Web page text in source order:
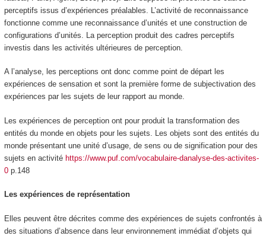
perceptifs issus d’expériences préalables. L’activité de reconnaissance
fonctionne comme une reconnaissance d’unités et une construction de
configurations d’unités. La perception produit des cadres perceptifs
investis dans les activités ultérieures de perception.
A l’analyse, les perceptions ont donc comme point de départ les
expériences de sensation et sont la première forme de subjectivationdes
expériences par les sujets de leur rapport au monde.
Les expériences de perception ont pour produit la transformation des
entités du monde en objets pour les sujets . Les objets sont des entités du
monde présentant une unité d’usage, de sens ou de signification pour des
sujets en activité https://www.puf.com/vocabulaire-danalyse-des-activites-
0p.148
Les expériences de représentation
Elles peuvent être décrites comme des expériences de sujets confrontés à
des situations d’absence dans leur environnement immédiat d’objets qui